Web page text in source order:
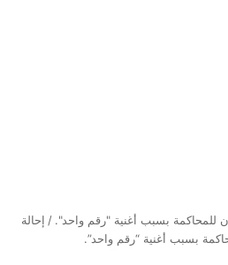
للمحاكمة بسبب أغنية "رقم واحد". / إحالة
بسبب أغنية “رقم واحد”.